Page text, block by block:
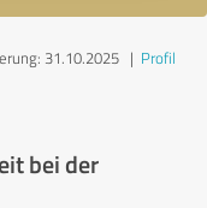
31.10.2025| Profil
bei der